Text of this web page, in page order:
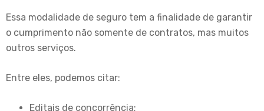
Essa modalidade de seguro tem a finalidade de garantir
o cumprimento não somente de contratos, mas muitos
outros serviços.
Entre eles, podemos citar:
Editais de concorrência;